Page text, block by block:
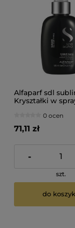
Alfaparf sdl
Kryształki w
włosów 125ml
0 ocen
71,11 zł
-
szt.
do